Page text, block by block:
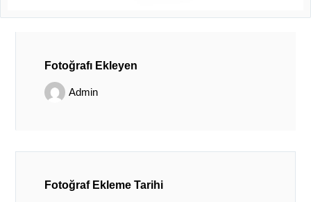
Fotoğrafı Ekleyen
Admin
Fotoğraf Ekleme Tarihi